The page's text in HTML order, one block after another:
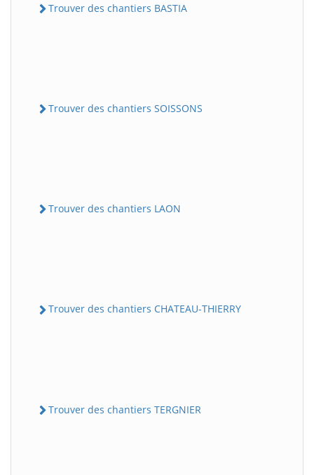
Trouver des chantiers BASTIA
Trouver des chantiers SOISSONS
Trouver des chantiers LAON
Trouver des chantiers CHATEAU-THIERRY
Trouver des chantiers TERGNIER